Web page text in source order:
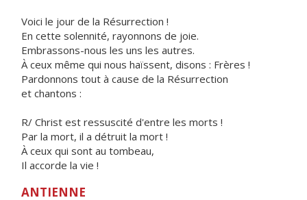
Voici le jour de la Résurrection !
En cette solennité, rayonnons de joie.
Embrassons-nous les uns les autres.
À ceux même qui nous haïssent, disons : Frères !
Pardonnons tout à cause de la Résurrection
et chantons :
R/ Christ est ressuscité d'entre les morts !
Par la mort, il a détruit la mort !
À ceux qui sont au tombeau,
Il accorde la vie !
ANTIENNE